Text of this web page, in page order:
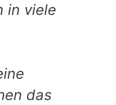
in viele
das